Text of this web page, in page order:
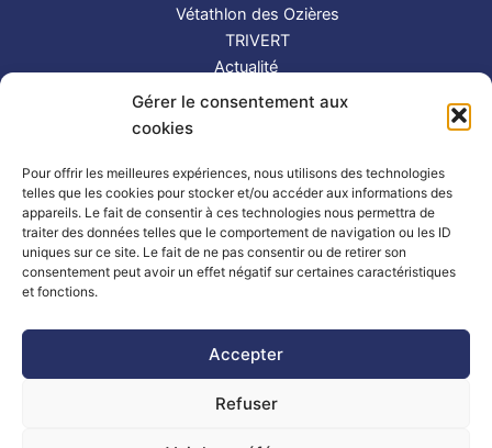
Gérer le consentement aux
cookies
Pour offrir les meilleures expériences, nous utilisons des technologies
telles que les cookies pour stocker et/ou accéder aux informations des
appareils. Le fait de consentir à ces technologies nous permettra de
traiter des données telles que le comportement de navigation ou les ID
uniques sur ce site. Le fait de ne pas consentir ou de retirer son
consentement peut avoir un effet négatif sur certaines caractéristiques
et fonctions.
Accepter
Refuser
Vétathlon des Ozières
TRIVERT
Actualité
Contact
Suivez-nous !
Copyright © 2026 TRIMAY | Powered by